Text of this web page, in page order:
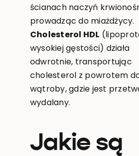
ścianach naczyń
prowadząc do miażdżycy.
Cholesterol HDL
wysokiej gęstości) działa
odwrotnie, transportując
cholesterol z powrotem
wątroby, gdzie jest
wydalany.
Jakie są